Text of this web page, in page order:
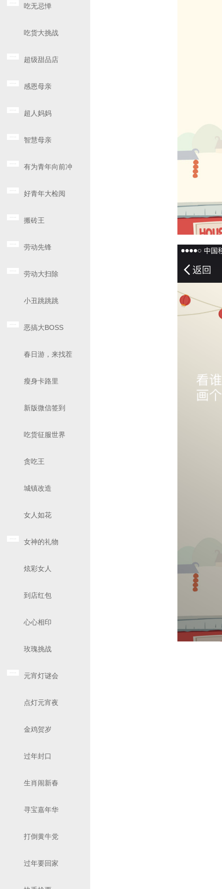
吃无忌惮
吃货大挑战
超级甜品店
感恩母亲
超人妈妈
智慧母亲
有为青年向前冲
好青年大检阅
搬砖王
劳动先锋
劳动大扫除
小丑跳跳跳
恶搞大BOSS
春日游，来找茬
瘦身卡路里
新版微信签到
吃货征服世界
贪吃王
城镇改造
女人如花
女神的礼物
炫彩女人
到店红包
心心相印
玫瑰挑战
元宵灯谜会
点灯元宵夜
金鸡贺岁
过年封口
生肖闹新春
寻宝嘉年华
打倒黄牛党
过年要回家